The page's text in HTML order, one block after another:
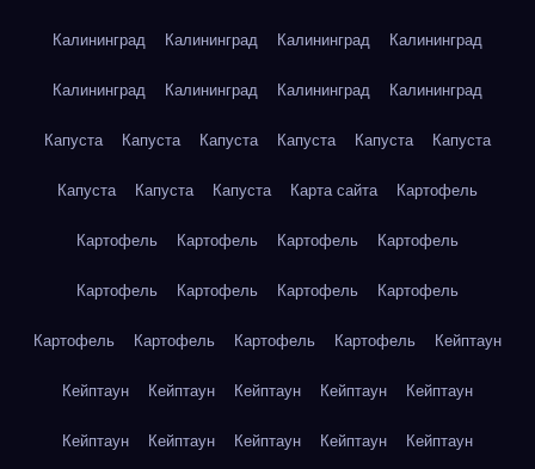
Калининград Калининград Калининград Калининград
Калининград Калининград Калининград Калининград
Капуста Капуста Капуста Капуста Капуста Капуста
Капуста Капуста Капуста Карта сайта Картофель
Картофель Картофель Картофель Картофель
Картофель Картофель Картофель Картофель
Картофель Картофель Картофель Картофель Кейптаун
Кейптаун Кейптаун Кейптаун Кейптаун Кейптаун
Кейптаун Кейптаун Кейптаун Кейптаун Кейптаун